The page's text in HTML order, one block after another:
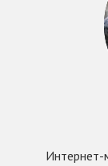
Интернет-